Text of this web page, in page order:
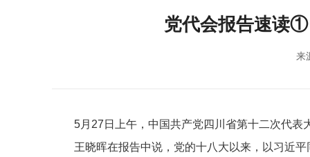
党代会报告速读①
来
5月27日上午，中国共产党四川省第十二次代
王晓晖在报告中说，党的十八大以来，以习近